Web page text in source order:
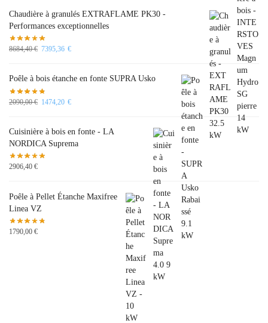
Chaudière à granulés EXTRAFLAME PK30 -
Performances exceptionnelles
8684,40€ 7395,36 €
Poêle à bois étanche en fonte SUPRA Usko
2090,00€ 1474,20 €
Cuisinière à bois en fonte - LA
NORDICA Suprema
2906,40 €
Poêle à Pellet Étanche Maxifree
Linea VZ
1790,00 €